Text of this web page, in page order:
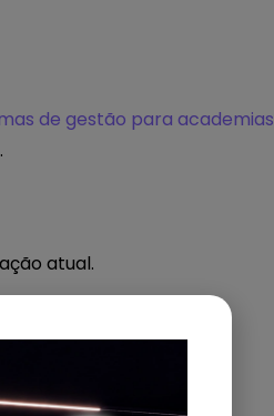
de gestão para academias
atual.